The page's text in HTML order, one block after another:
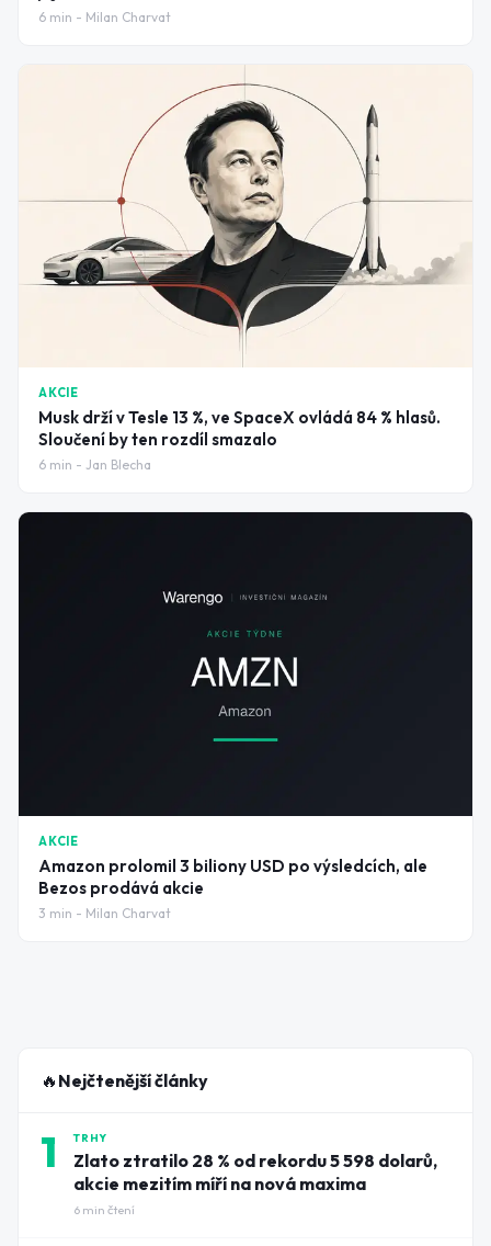
6 min - Milan Charvat
AKCIE
Musk drží v Tesle 13 %, ve SpaceX ovládá 84 % hlasů.
Sloučení by ten rozdíl smazalo
6 min - Jan Blecha
AKCIE
Amazon prolomil 3 biliony USD po výsledcích, ale
Bezos prodává akcie
3 min - Milan Charvat
🔥 Nejčtenější články
1 TRHY
Zlato ztratilo 28 % od rekordu 5 598 dolarů,
akcie mezitím míří na nová maxima
6 min čtení